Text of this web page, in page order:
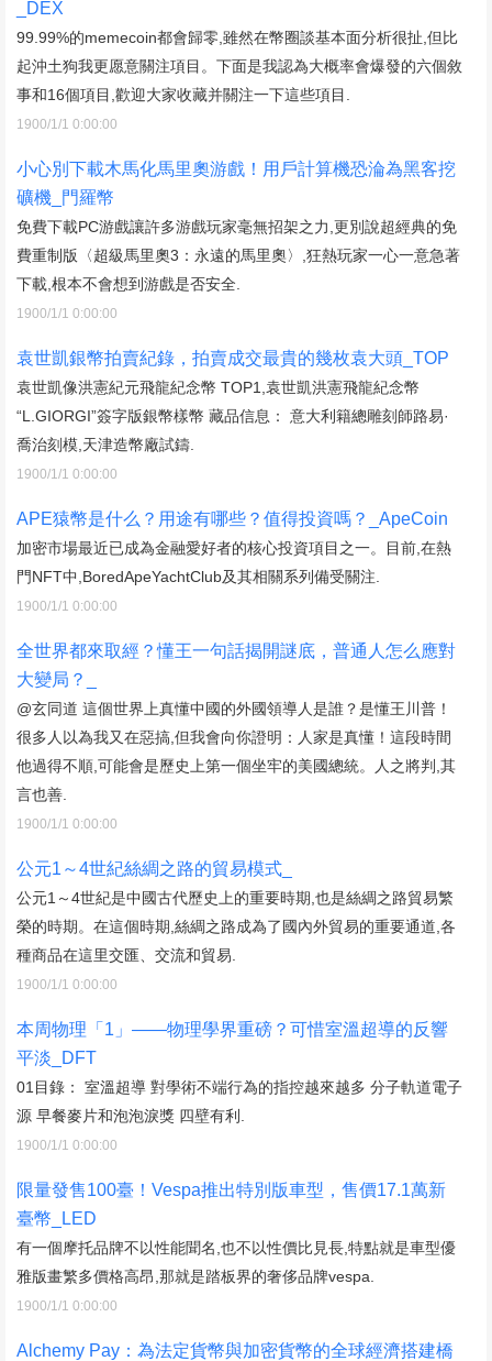
_DEX
99.99%的memecoin都會歸零,雖然在幣圈談基本面分析很扯,但比
起沖土狗我更愿意關注項目。下面是我認為大概率會爆發的六個敘
事和16個項目,歡迎大家收藏并關注一下這些項目.
1900/1/1 0:00:00
小心別下載木馬化馬里奧游戲！用戶計算機恐淪為黑客挖
礦機_門羅幣
免費下載PC游戲讓許多游戲玩家毫無招架之力,更別說超經典的免
費重制版〈超級馬里奧3：永遠的馬里奧〉,狂熱玩家一心一意急著
下載,根本不會想到游戲是否安全.
1900/1/1 0:00:00
袁世凱銀幣拍賣紀錄，拍賣成交最貴的幾枚袁大頭_TOP
袁世凱像洪憲紀元飛龍紀念幣 TOP1,袁世凱洪憲飛龍紀念幣
“L.GIORGI”簽字版銀幣樣幣 藏品信息： 意大利籍總雕刻師路易·
喬治刻模,天津造幣廠試鑄.
1900/1/1 0:00:00
APE猿幣是什么？用途有哪些？值得投資嗎？_ApeCoin
加密市場最近已成為金融愛好者的核心投資項目之一。目前,在熱
門NFT中,BoredApeYachtClub及其相關系列備受關注.
1900/1/1 0:00:00
全世界都來取經？懂王一句話揭開謎底，普通人怎么應對
大變局？_
@玄同道 這個世界上真懂中國的外國領導人是誰？是懂王川普！
很多人以為我又在惡搞,但我會向你證明：人家是真懂！這段時間
他過得不順,可能會是歷史上第一個坐牢的美國總統。人之將判,其
言也善.
1900/1/1 0:00:00
公元1～4世紀絲綢之路的貿易模式_
公元1～4世紀是中國古代歷史上的重要時期,也是絲綢之路貿易繁
榮的時期。在這個時期,絲綢之路成為了國內外貿易的重要通道,各
種商品在這里交匯、交流和貿易.
1900/1/1 0:00:00
本周物理「1」——物理學界重磅？可惜室溫超導的反響
平淡_DFT
01目錄： 室溫超導 對學術不端行為的指控越來越多 分子軌道電子
源 早餐麥片和泡泡淚獎 四壁有利.
1900/1/1 0:00:00
限量發售100臺！Vespa推出特別版車型，售價17.1萬新
臺幣_LED
有一個摩托品牌不以性能聞名,也不以性價比見長,特點就是車型優
雅版畫繁多價格高昂,那就是踏板界的奢侈品牌vespa.
1900/1/1 0:00:00
Alchemy Pay：為法定貨幣與加密貨幣的全球經濟搭建橋